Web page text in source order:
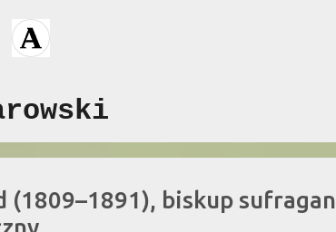
(1809–1891), biskup sufragan